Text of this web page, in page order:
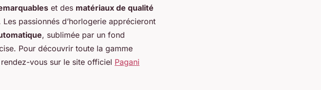
et des matériaux de qualité
passionnés d’horlogerie apprécieront
, sublimée par un fond
Pour découvrir toute la gamme
vous sur le site officiel Pagani